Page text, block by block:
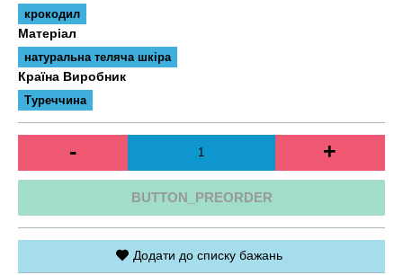
крокодил
Матеріал
натуральна теляча шкіра
Країна Виробник
Туреччина
- +
BUTTON_PREORDER
Додати до списку бажань